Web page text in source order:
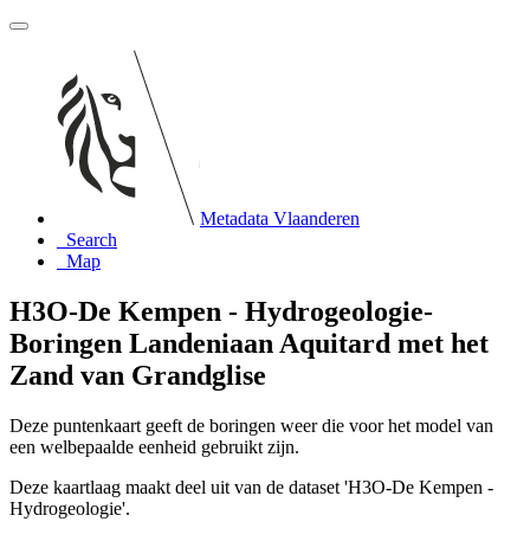
Metadata Vlaanderen
Search
Map
H3O-De Kempen - Hydrogeologie-
Boringen Landeniaan Aquitard met het
Zand van Grandglise
Deze puntenkaart geeft de boringen weer die voor het model van
een welbepaalde eenheid gebruikt zijn.
Deze kaartlaag maakt deel uit van de dataset 'H3O-De Kempen -
Hydrogeologie'.